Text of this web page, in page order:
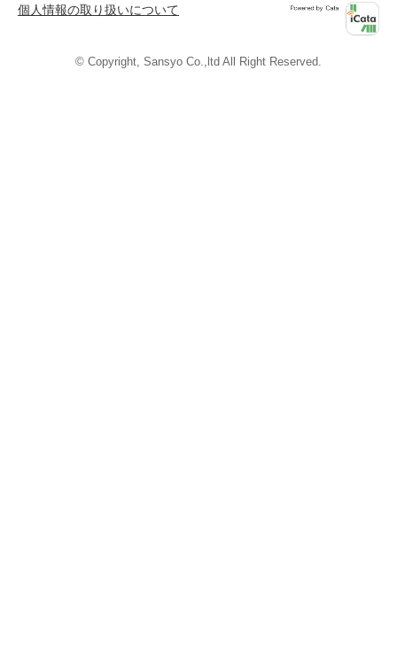
先頭へ
個人情報の取り扱いについて
© Copyright, Sansyo Co.,ltd All Right Reserved.
iCata